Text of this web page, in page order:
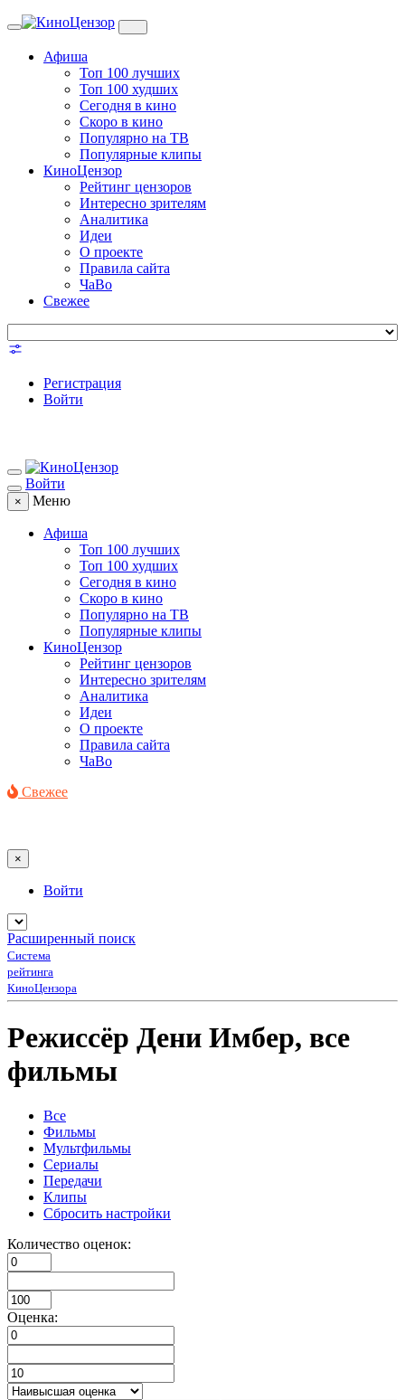
Toggle
Афиша
Топ 100 лучших
Топ 100 худших
Сегодня в кино
Скоро в кино
Популярно на ТВ
Популярные клипы
КиноЦензор
Рейтинг цензоров
Интересно зрителям
Аналитика
Идеи
О проекте
Правила сайта
ЧаВо
Свежее
Регистрация
Войти
Войти
× Меню
Афиша
Топ 100 лучших
Топ 100 худших
Сегодня в кино
Скоро в кино
Популярно на ТВ
Популярные клипы
КиноЦензор
Рейтинг цензоров
Интересно зрителям
Аналитика
Идеи
О проекте
Правила сайта
ЧаВо
Свежее
×
Войти
Расширенный поиск
Система
рейтинга
КиноЦензора
Режиссёр Дени Имбер, все
фильмы
Все
Фильмы
Мультфильмы
Сериалы
Передачи
Клипы
Сбросить настройки
Количество оценок:
Оценка: